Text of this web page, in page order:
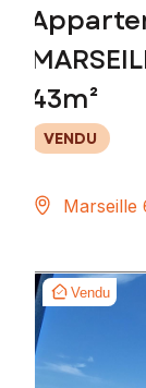
43m²
VENDU
Marseille
Vendu